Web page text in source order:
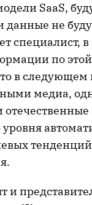
SaaS,
данные не
специалист,
по
в следующем
медиа,
и